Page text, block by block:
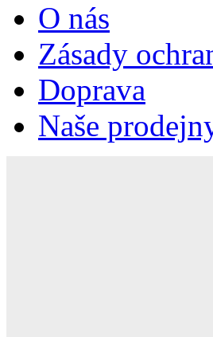
O nás
Zásady
Doprava
Naše